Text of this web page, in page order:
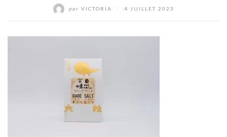
par VICTORIA 4 JUILLET 2023